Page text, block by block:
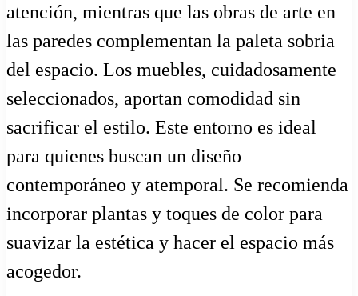
atención, mientras que las obras de arte en
las paredes complementan la paleta sobria
del espacio. Los muebles, cuidadosamente
seleccionados, aportan comodidad sin
sacrificar el estilo. Este entorno es ideal
para quienes buscan un diseño
contemporáneo y atemporal. Se recomienda
incorporar plantas y toques de color para
suavizar la estética y hacer el espacio más
acogedor.